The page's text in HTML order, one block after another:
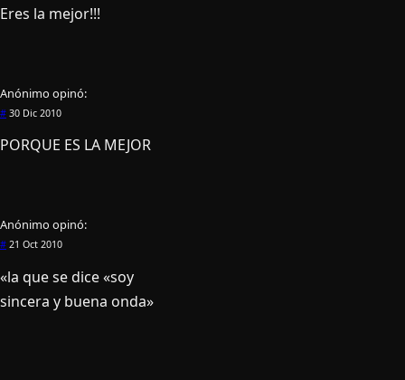
Eres la mejor!!!
Anónimo opinó:
# 30 Dic 2010
PORQUE ES LA MEJOR
Anónimo opinó:
# 21 Oct 2010
«la que se dice «soy
sincera y buena onda»